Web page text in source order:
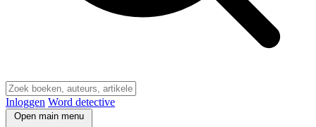
Inloggen Word detective
Open main menu